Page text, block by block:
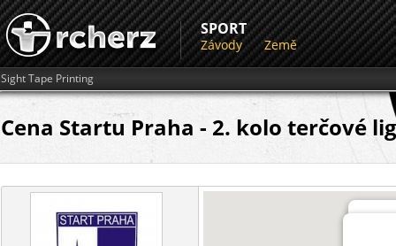
SPORT
Závody Země
Sight Tape Printing
Cena Startu Praha - 2. kolo terčové